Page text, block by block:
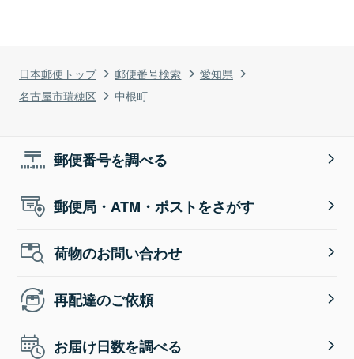
日本郵便トップ 郵便番号検索
愛知県
名古屋市瑞穂区
中根町
郵便番号を調べる
郵便局・ATM・ポストをさがす
荷物のお問い合わせ
再配達のご依頼
お届け日数を調べる